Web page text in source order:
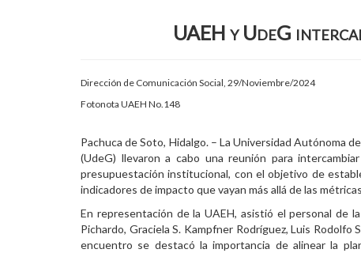
UAEH y UdeG
Dirección de Comunicación Social, 29/Noviembre/2024
Fotonota UAEH No.148
Pachuca de Soto, Hidalgo. – La Universidad Autónoma
(UdeG) llevaron a cabo una reunión para
presupuestación institucional, con el objetivo de
indicadores de impacto que vayan más allá de las
En representación de la UAEH, asistió el personal de
Pichardo, Graciela S. Kampfner Rodríguez, Luis Rodolfo
encuentro se destacó la importancia de alinear la